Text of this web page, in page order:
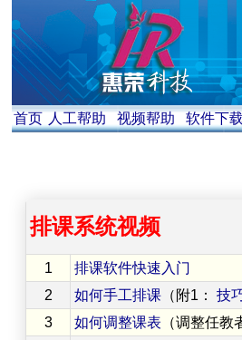
首页 人工帮助 视频帮助 软件下载
排课系统视频
1
排课软件快速入门
2
如何手工排课 （附1： 技
3
如何调整课表 （调整任